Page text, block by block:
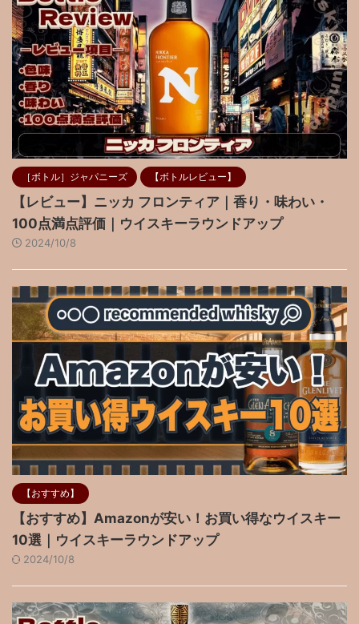
［ボトル］ジャパニーズ 【ボトルレビュー】
【レビュー】ニッカ フロンティア｜香り・味わい・
100点満点評価｜ウイスキーラウンドアップ
2024/10/8
【おすすめ】
【おすすめ】Amazonが安い！お買い得なウイスキー
10選｜ウイスキーラウンドアップ
2024/10/8